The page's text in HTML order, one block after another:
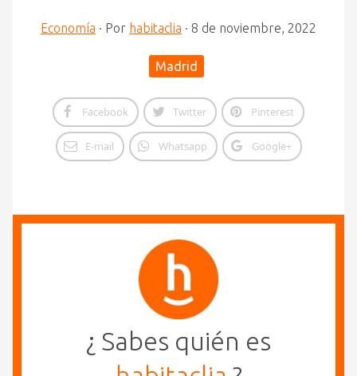
Economía · Por habitaclia · 8 de noviembre, 2022
Madrid
Facebook Twitter Pinterest
E-mail Whatsapp Google+
¿ Sabes quién es